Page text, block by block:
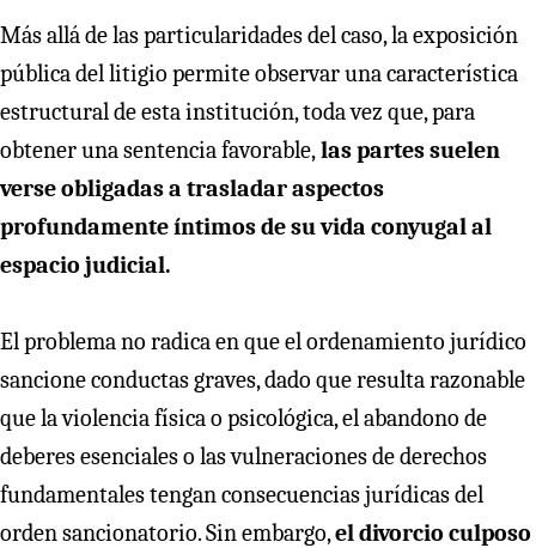
Más allá de las particularidades del caso, la exposición
pública del litigio permite observar una característica
estructural de esta institución, toda vez que, para
obtener una sentencia favorable,las partes suelen
verse obligadas a trasladar aspectos
profundamente íntimos de su vida conyugal al
espacio judicial.
El problema no radica en que el ordenamiento jurídico
sancione conductas graves, dado que resulta razonable
que la violencia física o psicológica, el abandono de
deberes esenciales o las vulneraciones de derechos
fundamentales tengan consecuencias jurídicas del
orden sancionatorio. Sin embargo,el divorcio culposo